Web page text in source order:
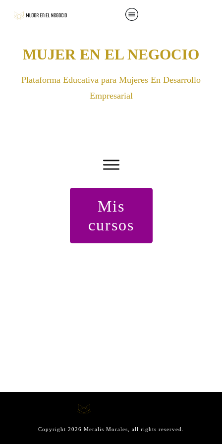
MUJER EN EL NEGOCIO
Plataforma Educativa para Mujeres En Desarrollo
Empresarial
Mis
cursos
Copyright 2026 Meralis Morales , all rights reserved.